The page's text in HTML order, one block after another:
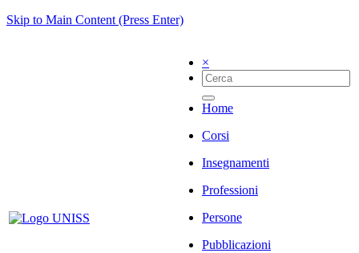
Skip to Main Content (Press Enter)
×
Home
Corsi
Insegnamenti
Professioni
Persone
Pubblicazioni